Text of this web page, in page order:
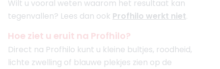
Wilt u vooral weten waarom het resultaat kan
tegenvallen? Lees dan ook Profhilo werkt niet.
Hoe ziet u eruit na Profhilo?
Direct na Profhilo kunt u kleine bultjes, roodheid,
lichte zwelling of blauwe plekjes zien op de